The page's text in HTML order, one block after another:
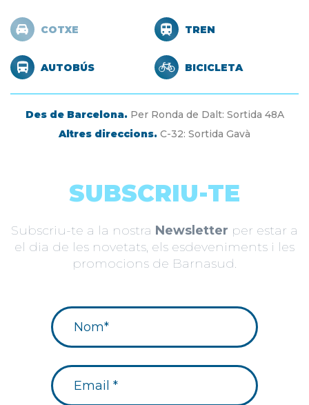
COTXE TREN
AUTOBÚS BICICLETA
Des de Barcelona.Per Ronda de Dalt: Sortida 48A
Altres direccions. C-32: Sortida Gavà
SUBSCRIU-TE
Subscriu-te a la nostra Newsletter per estar a
el dia de les novetats, els esdeveniments i les
promocions de Barnasud.